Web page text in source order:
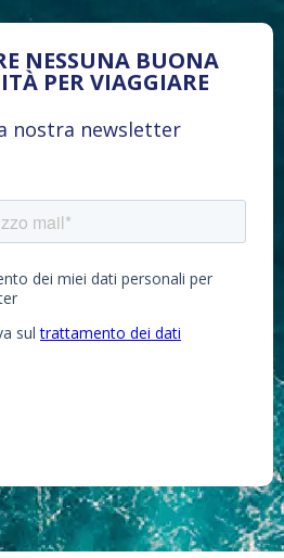
NESSUNA BUONA
PER VIAGGIARE
nostra newsletter